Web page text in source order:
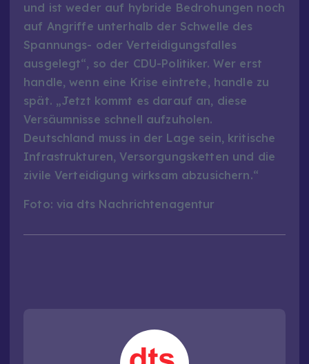
und ist weder auf hybride Bedrohungen noch
auf Angriffe unterhalb der Schwelle des
Spannungs- oder Verteidigungsfalles
ausgelegt“, so der CDU-Politiker. Wer erst
handle, wenn eine Krise eintrete, handle zu
spät. „Jetzt kommt es darauf an, diese
Versäumnisse schnell aufzuholen.
Deutschland muss in der Lage sein, kritische
Infrastrukturen, Versorgungsketten und die
zivile Verteidigung wirksam abzusichern.“
Foto: via dts Nachrichtenagentur